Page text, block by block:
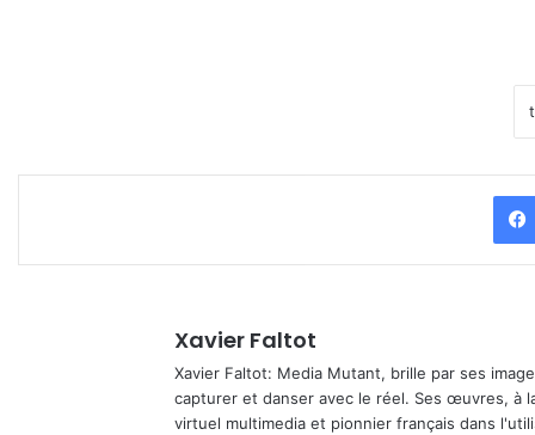
Xavier Faltot
Xavier Faltot: Media Mutant, brille par ses
capturer et danser avec le réel. Ses œuvres, à
virtuel multimedia et pionnier français dans